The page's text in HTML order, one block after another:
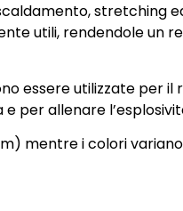
stretching
utili, rendendole un
essere utilizzate per il
per allenare
mentre i colori